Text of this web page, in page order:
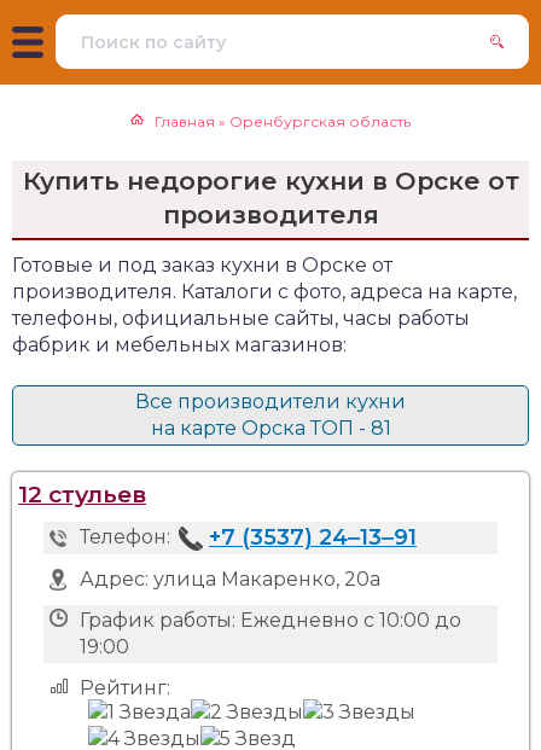
Главная » Оренбургская область
Купить недорогие кухни в Орске от
производителя
Готовые и под заказ кухни в Орске от
производителя. Каталоги с фото, адреса на карте,
телефоны, официальные сайты, часы работы
фабрик и мебельных магазинов:
Все производители кухни
на карте Орска ТОП - 81
12 стульев
Телефон: +7 (3537) 24‒13‒91
Адрес: улица Макаренко, 20а
График работы: Ежедневно с 10:00 до
19:00
Рейтинг: